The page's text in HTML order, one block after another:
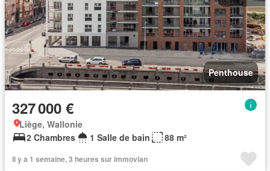
Penthouse
327 000 €
Liège, Wallonie
2 Chambres
1 Salle de bain 88 m²
Il y a 1 semaine, 3 heures sur immovlan